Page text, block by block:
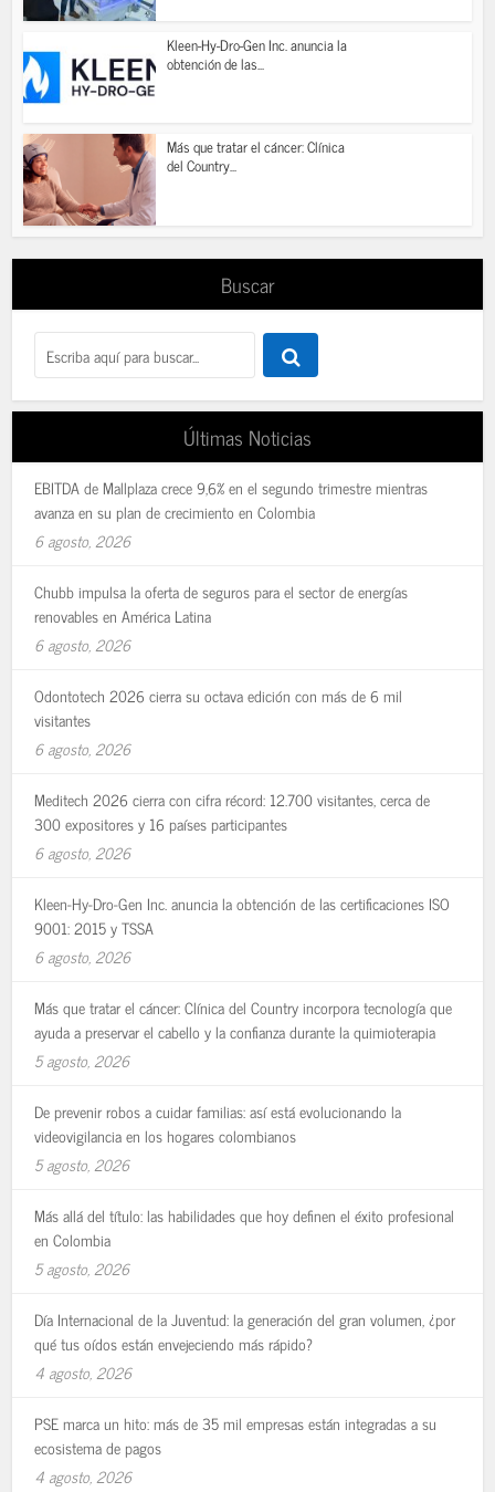
Kleen-Hy-Dro-Gen Inc. anuncia la
obtención de las...
Más que tratar el cáncer: Clínica
del Country...
Buscar
Últimas Noticias
EBITDA de Mallplaza crece 9,6% en el segundo trimestre mientras
avanza en su plan de crecimiento en Colombia
6 agosto, 2026
Chubb impulsa la oferta de seguros para el sector de energías
renovables en América Latina
6 agosto, 2026
Odontotech 2026 cierra su octava edición con más de 6 mil
visitantes
6 agosto, 2026
Meditech 2026 cierra con cifra récord: 12.700 visitantes, cerca de
300 expositores y 16 países participantes
6 agosto, 2026
Kleen-Hy-Dro-Gen Inc. anuncia la obtención de las certificaciones ISO
9001: 2015 y TSSA
6 agosto, 2026
Más que tratar el cáncer: Clínica del Country incorpora tecnología que
ayuda a preservar el cabello y la confianza durante la quimioterapia
5 agosto, 2026
De prevenir robos a cuidar familias: así está evolucionando la
videovigilancia en los hogares colombianos
5 agosto, 2026
Más allá del título: las habilidades que hoy definen el éxito profesional
en Colombia
5 agosto, 2026
Día Internacional de la Juventud: la generación del gran volumen, ¿por
qué tus oídos están envejeciendo más rápido?
4 agosto, 2026
PSE marca un hito: más de 35 mil empresas están integradas a su
ecosistema de pagos
4 agosto, 2026